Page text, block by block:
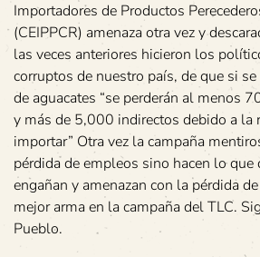
Importadores de Productos
(CEIPPCR) amenaza otra vez y
las veces anteriores hicieron los
corruptos de nuestro país, de que si
de aguacates “se perderán al menos
y más de 5,000 indirectos debido a la
importar” Otra vez la campaña
pérdida de empleos sino hacen lo que
engañan y amenazan con la pérdida
mejor arma en la campaña del TLC.
Pueblo.